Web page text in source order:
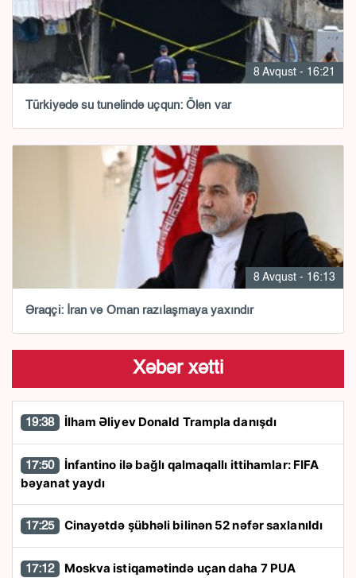
8 Avqust - 16:21
Türkiyədə su tunelində uçqun: Ölən var
8 Avqust - 16:13
Əraqçi: İran və Oman razılaşmaya yaxındır
Xəbər xətti
19:38 İlham Əliyev Donald Trampla danışdı
17:50
bəyanat yaydı
17:25 Cinayətdə şübhəli bilinən 52 nəfər saxlanıldı
17:12